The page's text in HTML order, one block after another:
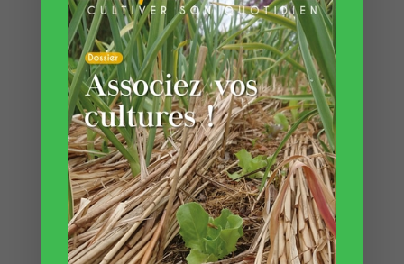
tomes précédemment décrits sont disponibles
en PDF à cette adresse.
Vous pourriez aussi consulter ces articles :
https://www.permaculturedesign.fr/definition-
permaculture-bill-mollison-demarche-
durable/
http://www.permaculteurs.com/definition-de-
la-permaculture/